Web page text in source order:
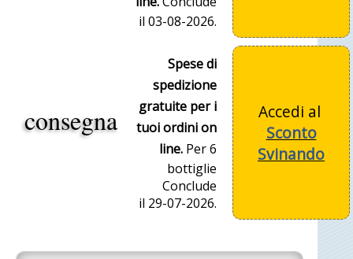
il 03-08-2026.
consegna
Spese di
spedizione
gratuite per i
tuoi ordini on
line. Per 6
bottiglie
Conclude
il 29-07-2026.
Accedi al
Sconto
Svinando